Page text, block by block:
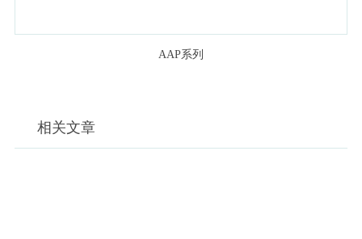
AAP系列
相关文章